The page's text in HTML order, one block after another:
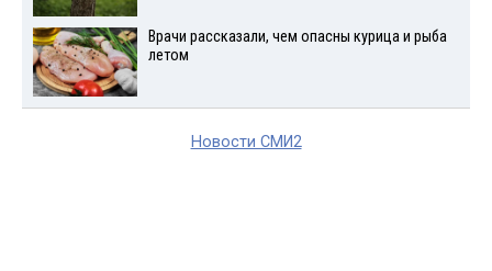
Врачи рассказали, чем опасны курица и рыба
летом
Новости СМИ2